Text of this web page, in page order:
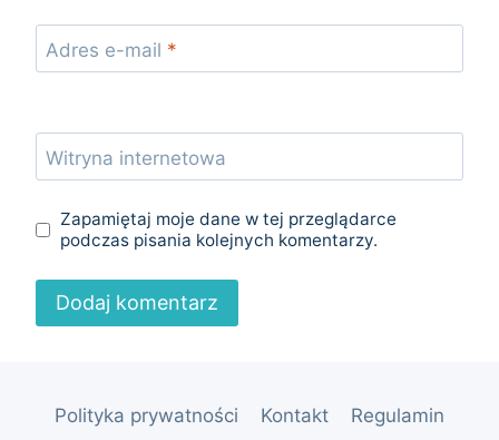
Adres e-mail *
Witryna internetowa
Zapamiętaj moje dane w tej przeglądarce
podczas pisania kolejnych komentarzy.
Polityka prywatności Kontakt Regulamin